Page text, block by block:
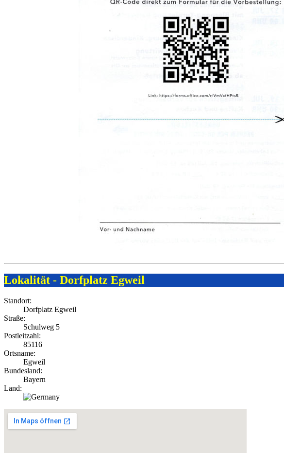
Lokalität - Dorfplatz Egweil
Standort:
Dorfplatz Egweil
Straße:
Schulweg 5
Postleitzahl:
85116
Ortsname:
Egweil
Bundesland:
Bayern
Land: